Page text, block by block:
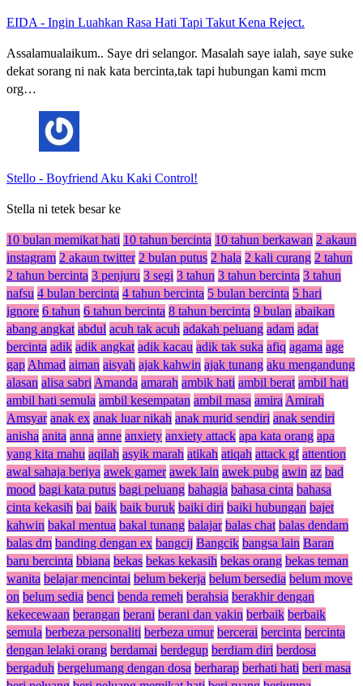
EIDA - Ingin Luahkan Rasa Hati Tapi Takut Kena Reject.
Assalamualaikum.. Saye dri selangor. Masalah saye ialah, saye suke
dekat sorang ni nak kata bercinta,tak tapi hubungan kami mcm
org…
Stello - Boyfriend Aku Kaki Control!
Stella ni tetek besar ke
10 bulan memikat hati 10 tahun bercinta 10 tahun berkawan 2 akaun
instagram 2 akaun twitter 2 bulan putus 2 hala 2 kali curang 2 tahun
2 tahun bercinta 3 penjuru 3 segi 3 tahun 3 tahun bercinta 3 tahun
nafsu 4 bulan bercinta 4 tahun bercinta 5 bulan bercinta 5 hari
ignore 6 tahun 6 tahun bercinta 8 tahun bercinta 9 bulan abaikan
abang angkat abdul acuh tak acuh adakah peluang adam adat
bercinta adik adik angkat adik kacau adik tak suka afiq agama age
gap Ahmad aiman aisyah ajak kahwin ajak tunang aku mengandung
alasan alisa sabri Amanda amarah ambik hati ambil berat ambil hati
ambil hati semula ambil kesempatan ambil masa amira Amirah
Amsyar anak ex anak luar nikah anak murid sendiri anak sendiri
anisha anita anna anne anxiety anxiety attack apa kata orang apa
yang kita mahu aqilah asyik marah atikah atiqah attack gf attention
awal sahaja beriya awek gamer awek lain awek pubg awin az bad
mood bagi kata putus bagi peluang bahagia bahasa cinta bahasa
cinta kekasih bai baik baik buruk baiki diri baiki hubungan bajet
kahwin bakal mentua bakal tunang balajar balas chat balas dendam
balas dm banding dengan ex bangcij Bangcik bangsa lain Baran
baru bercinta bbiana bekas bekas kekasih bekas orang bekas teman
wanita belajar mencintai belum bekerja belum bersedia belum move
on belum sedia benci benda remeh berahsia berakhir dengan
kekecewaan berangan berani berani dan yakin berbaik berbaik
semula berbeza personaliti berbeza umur bercerai bercinta bercinta
dengan lelaki orang berdamai berdegup berdiam diri berdosa
bergaduh bergelumang dengan dosa berharap berhati hati beri masa